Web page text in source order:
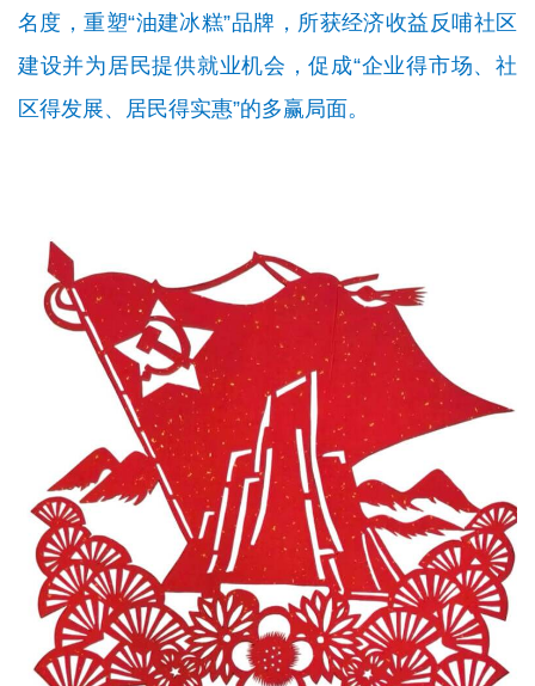
名度，重塑“油建冰糕”品牌，所获经济收益反哺社区
建设并为居民提供就业机会，促成“企业得市场、社
区得发展、居民得实惠”的多赢局面。